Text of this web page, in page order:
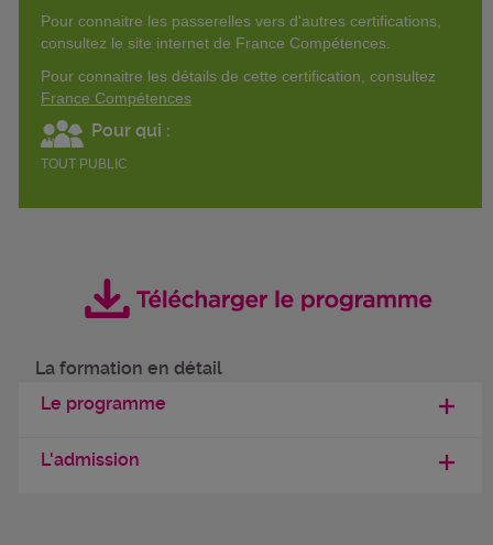
Pour connaitre les passerelles vers d'autres certifications,
consultez le site internet de France Compétences.
Pour connaitre les détails de cette certification, consultez
France Compétences
Pour qui :
TOUT PUBLIC
La formation en détail
Le programme
L'admission